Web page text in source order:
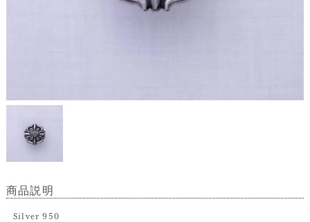
商品説明
Silver 950